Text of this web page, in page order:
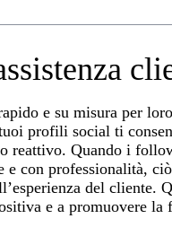
e su misura per
profili social ti
reattivo. Quando i
e con professionalità,
del cliente.
e a promuovere la